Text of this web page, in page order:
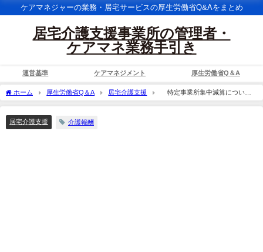
ケアマネジャーの業務・居宅サービスの厚生労働省Q&Aをまとめ
居宅介護支援事業所の管理者・
ケアマネ業務手引き
運営基準 ケアマネジメント 厚生労働省Q＆A
ホーム 厚生労働省Q＆A 居宅介護支援
特定事業所集中減算について
の新しい基準は、平成27年９月１日から適用とあるが、現在80％を超えている事業所
で）の実績で判断するのではなく、平成27年度後期（平成27年９月から２月末まで）
居宅介護支援 介護報酬